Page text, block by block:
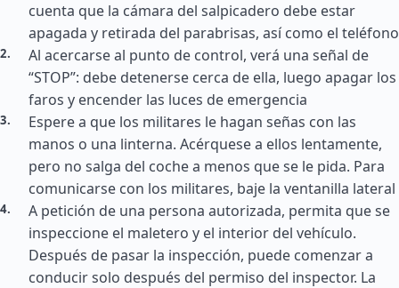
cuenta que la cámara del salpicadero debe estar
apagada y retirada del parabrisas, así como el teléfono
Al acercarse al punto de control, verá una señal de
“STOP”: debe detenerse cerca de ella, luego apagar los
faros y encender las luces de emergencia
Espere a que los militares le hagan señas con las
manos o una linterna. Acérquese a ellos lentamente,
pero no salga del coche a menos que se le pida. Para
comunicarse con los militares, baje la ventanilla lateral
A petición de una persona autorizada, permita que se
inspeccione el maletero y el interior del vehículo.
Después de pasar la inspección, puede comenzar a
conducir solo después del permiso del inspector. La